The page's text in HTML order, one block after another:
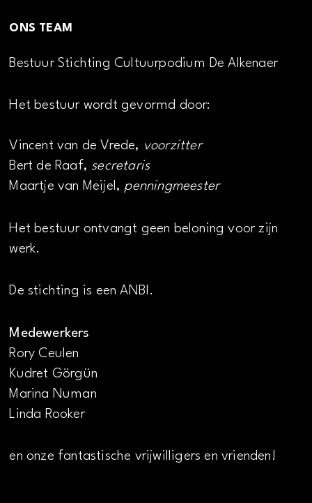
ONS TEAM
Bestuur Stichting Cultuurpodium De Alkenaer
Het bestuur wordt gevormd door:
Vincent van de Vrede, voorzitter
Bert de Raaf, secretaris
Maartje van Meijel, penningmeester
Het bestuur ontvangt geen beloning voor zijn
werk.
De stichting is een ANBI.
Medewerkers
Rory Ceulen
Kudret Görgün
Marina Numan
Linda Rooker
en onze fantastische vrijwilligers en vrienden!